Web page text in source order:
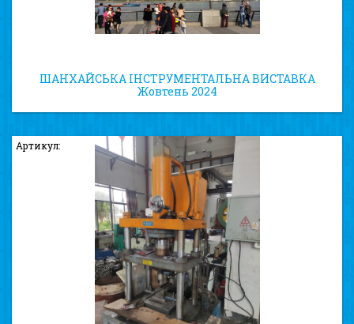
ШАНХАЙСЬКА ІНСТРУМЕНТАЛЬНА ВИСТАВКА
Жовтень 2024
Артикул: